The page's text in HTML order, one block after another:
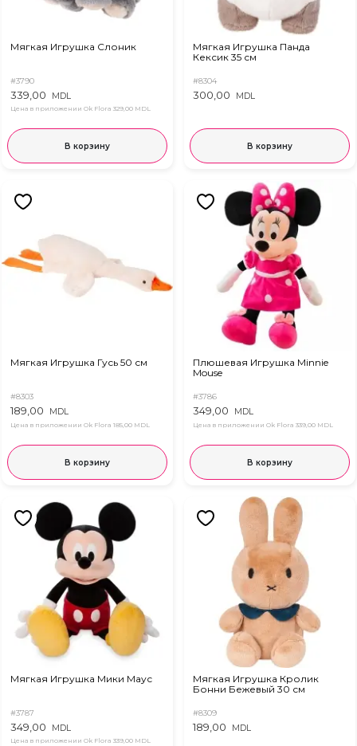
Мягкая Игрушка Слоник
#3790
339,00 MDL
Цена в приложении Ok Flora 329,00 MDL
В корзину
Мягкая Игрушка Панда
Кексик 35 см
#8304
300,00 MDL
В корзину
Мягкая Игрушка Гусь 50 см
#8303
189,00 MDL
Цена в приложении Ok Flora 185,00 MDL
В корзину
Плюшевая Игрушка Minnie
Mouse
#3786
349,00 MDL
Цена в приложении Ok Flora 339,00 MDL
В корзину
Мягкая Игрушка Мики Маус
#3787
349,00 MDL
Цена в приложении Ok Flora 339,00 MDL
Мягкая Игрушка Кролик
Бонни Бежевый 30 см
#8309
189,00 MDL